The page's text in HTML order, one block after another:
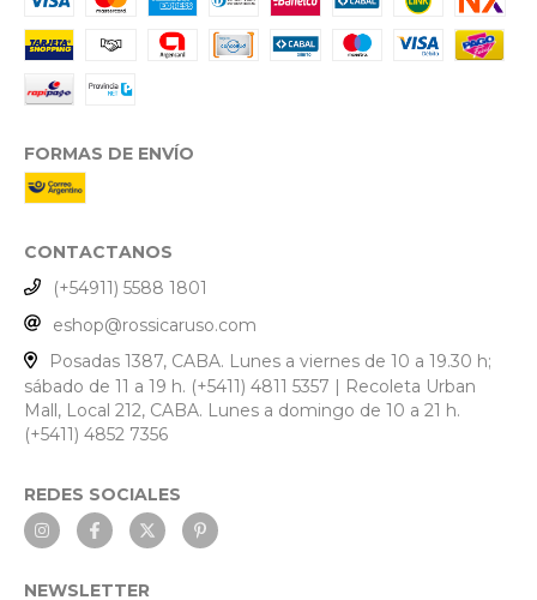
FORMAS DE ENVÍO
CONTACTANOS
(+54911) 5588 1801
eshop@rossicaruso.com
Posadas 1387, CABA. Lunes a viernes de 10 a 19.30 h;
sábado de 11 a 19 h. (+5411) 4811 5357 | Recoleta Urban
Mall, Local 212, CABA. Lunes a domingo de 10 a 21 h.
(+5411) 4852 7356
REDES SOCIALES
NEWSLETTER